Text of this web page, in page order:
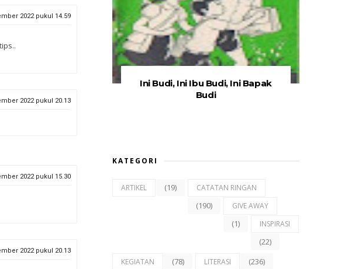
2022 pukul 14.59
2022 pukul 20.13
2022 pukul 15.30
2022 pukul 20.13
Ini Budi, Ini Ibu Budi, Ini Bapak
Budi
KATEGORI
ARTIKEL (19) CATATAN RINGAN
(190) GIVE AWAY
(1) INSPIRASI
(22)
KEGIATAN (78) LITERASI (236)